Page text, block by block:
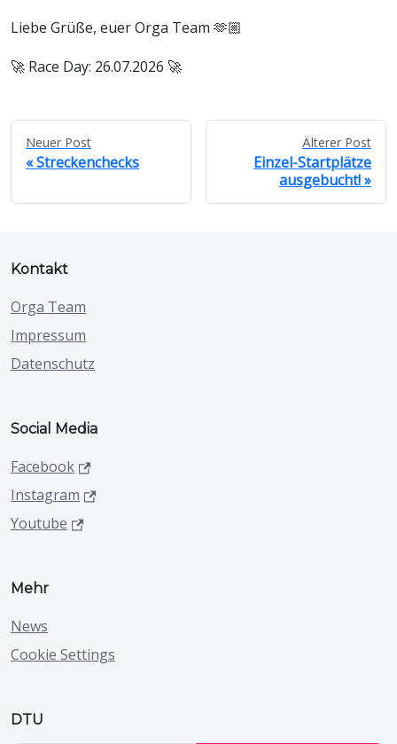
Liebe Grüße, euer Orga Team 🫶🏼
🚀 Race Day: 26.07.2026 🚀
Neuer Post
Streckenchecks
Älterer Post
Einzel-Startplätze
ausgebucht!
Kontakt
Orga Team
Impressum
Datenschutz
Social Media
Facebook
Instagram
Youtube
Mehr
News
Cookie Settings
DTU